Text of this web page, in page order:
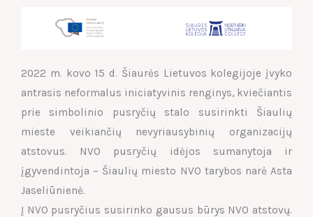
2022 m. kovo 15 d. Šiaurės Lietuvos kolegijoje įvyko
antrasis neformalus iniciatyvinis renginys, kviečiantis
prie simbolinio pusryčių stalo susirinkti Šiaulių
mieste veikiančių nevyriausybinių organizacijų
atstovus. NVO pusryčių idėjos sumanytoja ir
įgyvendintoja – Šiaulių miesto NVO tarybos narė Asta
Jaseliūnienė.
Į NVO pusryčius susirinko gausus būrys NVO atstovų.